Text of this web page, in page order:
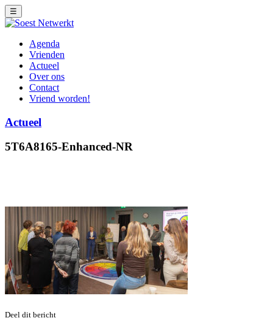
☰
Agenda
Vrienden
Actueel
Over ons
Contact
Vriend worden!
Actueel
5T6A8165-Enhanced-NR
Deel dit bericht